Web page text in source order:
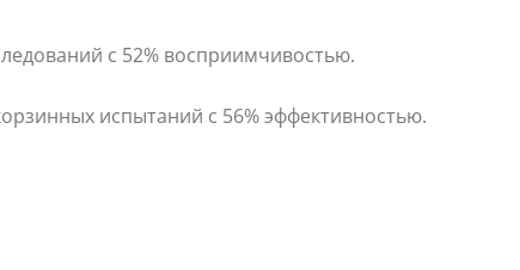
с 52% восприимчивостью.
испытаний с 56% эффективностью.